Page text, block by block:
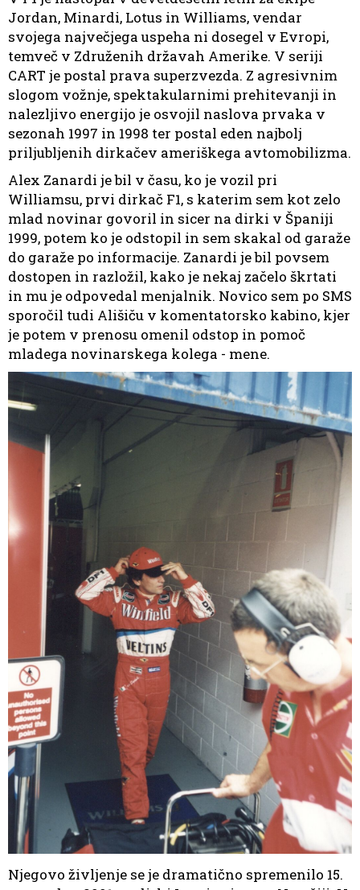
Jordan, Minardi, Lotus in Williams, vendar
svojega največjega uspeha ni dosegel v Evropi,
temveč v Združenih državah Amerike. V seriji
CART je postal prava superzvezda. Z agresivnim
slogom vožnje, spektakularnimi prehitevanji in
nalezljivo energijo je osvojil naslova prvaka v
sezonah 1997 in 1998 ter postal eden najbolj
priljubljenih dirkačev ameriškega avtomobilizma.
Alex Zanardi je bil v času, ko je vozil pri
Williamsu, prvi dirkač F1, s katerim sem kot zelo
mlad novinar govoril in sicer na dirki v Španiji
1999, potem ko je odstopil in sem skakal od garaže
do garaže po informacije. Zanardi je bil povsem
dostopen in razložil, kako je nekaj začelo škrtati
in mu je odpovedal menjalnik. Novico sem po SMS
sporočil tudi Ališiču v komentatorsko kabino, kjer
je potem v prenosu omenil odstop in pomoč
mladega novinarskega kolega - mene.
Njegovo življenje se je dramatično spremenilo 15.